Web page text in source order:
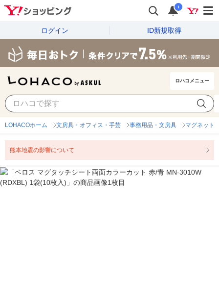
i
ログイン ID新規取得
ロハコメニュー
LOHACOホーム 文房具・オフィス・手芸 事務用品・文房具 マグネット
熊本地震の影響について